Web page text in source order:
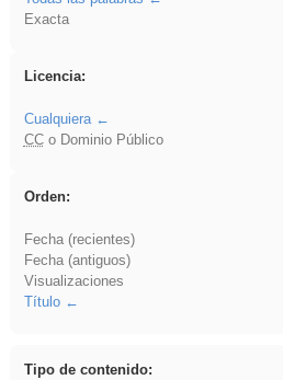
Exacta
Licencia:
Cualquiera
CCo Dominio Público
Orden:
Fecha (recientes)
Fecha (antiguos)
Visualizaciones
Título
Tipo de contenido: